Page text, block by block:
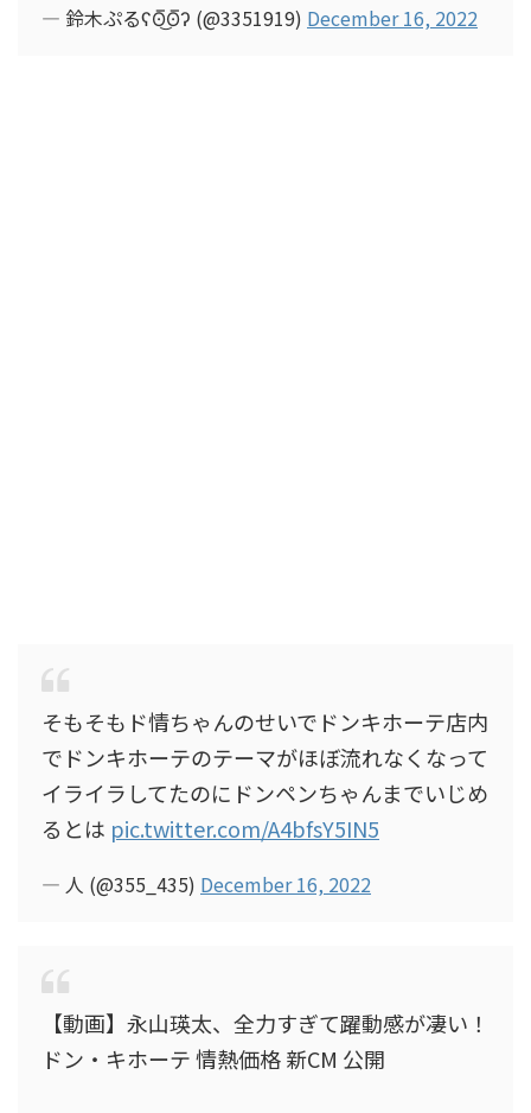
— 鈴木ぷる️ʕʘ̅͜ʘ̅ʔ (@3351919) December 16, 2022
そもそもド情ちゃんのせいでドンキホーテ店内
でドンキホーテのテーマがほぼ流れなくなって
イライラしてたのにドンペンちゃんまでいじめ
るとは pic.twitter.com/A4bfsY5IN5
— 人 (@355_435) December 16, 2022
【動画】永山瑛太、全力すぎて躍動感が凄い！
ドン・キホーテ 情熱価格 新CM 公開